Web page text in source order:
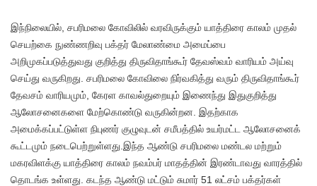
இந்நிலையில், சபரிமலை கோவிலில் வரவிருக்கும் யாத்திரை காலம் முதல்
செயற்கை நுண்ணறிவு பக்தர் மேலாண்மை அமைப்பை
அறிமுகப்படுத்துவது குறித்து திருவிதாங்கூர் தேவஸ்வம் வாரியம் அய்வு
செய்து வருகிறது. சபரிமலை கோவிலை நிர்வகித்து வரும் திருவிதாங்கூர்
தேவசம் வாரியமும், கேரள காவல்துறையும் இணைந்து இதுகுறித்து
ஆலோசனைகளை மேற்கொண்டு வருகின்றன. இதற்காக
அமைக்கப்பட்டுள்ள நிபுணர் குழுவுடன் சமீபத்தில் உயர்மட்ட ஆலோசனைக்
கூட்டமும் நடைபெற்றுள்ளது.இந்த ஆண்டு சபரிமலை மண்டல மற்றும்
மகரவிளக்கு யாத்திரை காலம் நவம்பர் மாதத்தின் இரண்டாவது வாரத்தில்
தொடங்க உள்ளது. கடந்த ஆண்டு மட்டும் சுமார் 51 லட்சம் பக்தர்கள்